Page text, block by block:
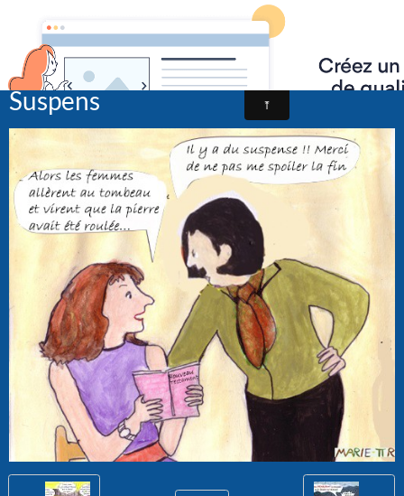
dessins humoristiques, humour sociétal, images drôles,
Suspens